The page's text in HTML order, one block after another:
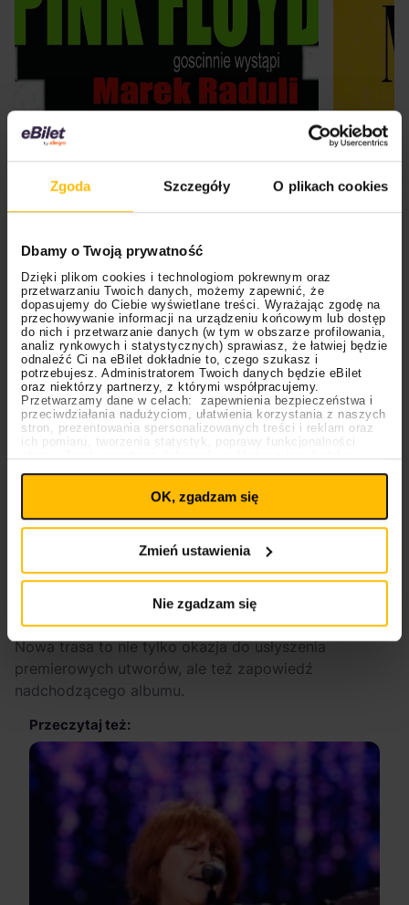
Zgoda Szczegóły O plikach cookies
Dbamy o Twoją prywatność
Dzięki plikom cookies i technologiom pokrewnym oraz
przetwarzaniu Twoich danych, możemy zapewnić, że
dopasujemy do Ciebie wyświetlane treści. Wyrażając zgodę na
przechowywanie informacji na urządzeniu końcowym lub dostęp
do nich i przetwarzanie danych (w tym w obszarze profilowania,
analiz rynkowych i statystycznych) sprawiasz, że łatwiej będzie
odnaleźć Ci na eBilet dokładnie to, czego szukasz i
potrzebujesz. Administratorem Twoich danych będzie eBilet
oraz niektórzy partnerzy, z którymi współpracujemy.
Przetwarzamy dane w celach: zapewnienia bezpieczeństwa i
przeciwdziałania nadużyciom, ułatwienia korzystania z naszych
stron, prezentowania spersonalizowanych treści i reklam oraz
ich pomiaru, tworzenia statystyk, poprawy funkcjonalności
plików cookies
wpływa na legalność uprzedniego przetwarzania.
Polityka plików cookies
OK, zgadzam się
Zmień ustawienia
Nie zgadzam się
Kup bilet
koncertową“Dla Ciebie Tour”
największe miasta w Polsce, w tymWarszawę,
Kraków, Poznań, WrocławorazOlsztyn Green
Festival, który ma dla artysty wyjątkowe znaczenie.
To tam, jako barista, serwował kiedyś kawę
uczestnikom festiwalu, marząc o własnym występie na
scenie. Dziś to marzenie staje się rzeczywistością.
Nowa trasa to nie tylko okazja do usłyszenia
premierowych utworów, ale też zapowiedź
nadchodzącego albumu.
Przeczytaj też: